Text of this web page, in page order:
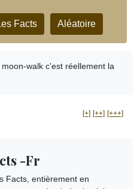
Facts Aléatoire
walk c'est réellement la
[+] [++] [+++]
-Fr
Facts, entièrement en